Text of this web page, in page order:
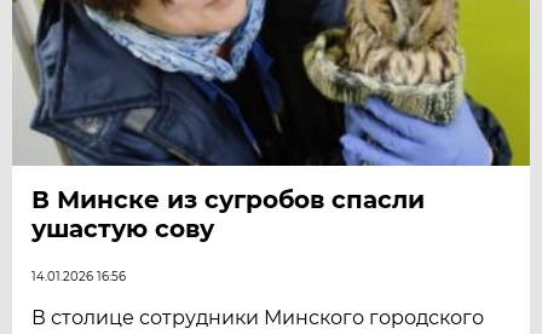
В Минске из сугробов спасли
ушастую сову
14.01.2026 16:56
В столице сотрудники Минского городского